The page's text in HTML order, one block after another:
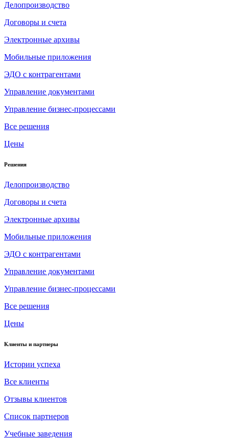
Делопроизводство
Договоры и счета
Электронные архивы
Мобильные приложения
ЭДО с контрагентами
Управление документами
Управление бизнес-процессами
Все решения
Цены
Решения
Делопроизводство
Договоры и счета
Электронные архивы
Мобильные приложения
ЭДО с контрагентами
Управление документами
Управление бизнес-процессами
Все решения
Цены
Клиенты и партнеры
Истории успеха
Все клиенты
Отзывы клиентов
Список партнеров
Учебные заведения